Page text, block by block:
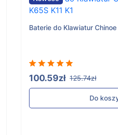
Baterie do Klawiatur Chinoe
100.59zł 125.74zł
Do